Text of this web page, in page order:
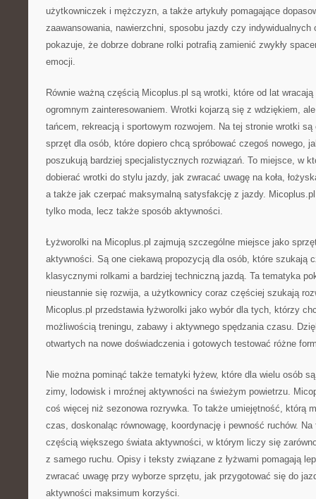
użytkowniczek i mężczyzn, a także artykuły pomagające
zaawansowania, nawierzchni, sposobu jazdy czy
pokazuje, że dobrze dobrane rolki potrafią zamienić zwykły
emocji.
Równie ważną częścią Micoplus.pl są wrotki, które od lat
ogromnym zainteresowaniem. Wrotki kojarzą się z wdziękiem,
tańcem, rekreacją i sportowym rozwojem. Na tej stronie wrotki są
sprzęt dla osób, które dopiero chcą spróbować czegoś nowego,
poszukują bardziej specjalistycznych rozwiązań. To miejsce, w
dobierać wrotki do stylu jazdy, jak zwracać uwagę na koła,
a także jak czerpać maksymalną satysfakcję z jazdy.
tylko moda, lecz także sposób aktywności.
Łyżworolki na Micoplus.pl zajmują szczególne miejsce jako
aktywności. Są one ciekawą propozycją dla osób, które szukają
klasycznymi rolkami a bardziej techniczną jazdą. Ta tematyka
nieustannie się rozwija, a użytkownicy coraz częściej szukają
Micoplus.pl przedstawia łyżworolki jako wybór dla tych, którzy
możliwością treningu, zabawy i aktywnego spędzania czasu.
otwartych na nowe doświadczenia i gotowych testować różne
Nie można pominąć także tematyki łyżew, które dla wielu osób
zimy, lodowisk i mroźnej aktywności na świeżym powietrzu.
coś więcej niż sezonowa rozrywka. To także umiejętność, którą
czas, doskonaląc równowagę, koordynację i pewność ruchów.
częścią większego świata aktywności, w którym liczy się
z samego ruchu. Opisy i teksty związane z łyżwami pomagają
zwracać uwagę przy wyborze sprzętu, jak przygotować się do
aktywności maksimum korzyści.